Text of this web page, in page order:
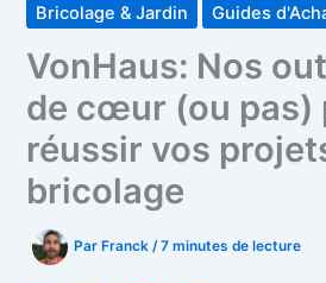
Bricolage & Jardin Guides
VonHaus: Nos
de cœur (ou pas)
réussir vos
bricolage
Par Franck/7 minutes de lecture